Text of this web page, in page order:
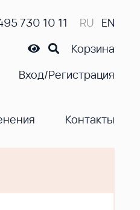
730 10 11 RU EN
Корзина
Вход/Регистрация
Контакты